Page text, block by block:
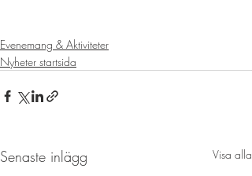
Evenemang & Aktiviteter
Nyheter startsida
Senaste inlägg Visa alla